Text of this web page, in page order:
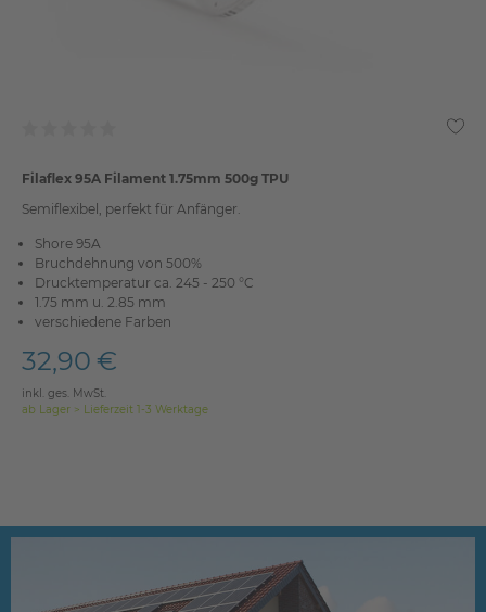
Filaflex 95A Filament 1.75mm 500g TPU
Semiflexibel, perfekt für Anfänger.
Shore 95A
Bruchdehnung von 500%
Drucktemperatur ca. 245 - 250 °C
1.75 mm u. 2.85 mm
verschiedene Farben
32,90 €
inkl. ges. MwSt.
ab Lager > Lieferzeit 1-3 Werktage